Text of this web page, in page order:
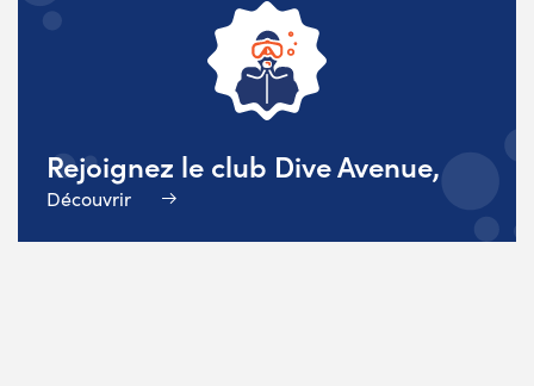
Rejoignez le club Dive Avenue,
Découvrir